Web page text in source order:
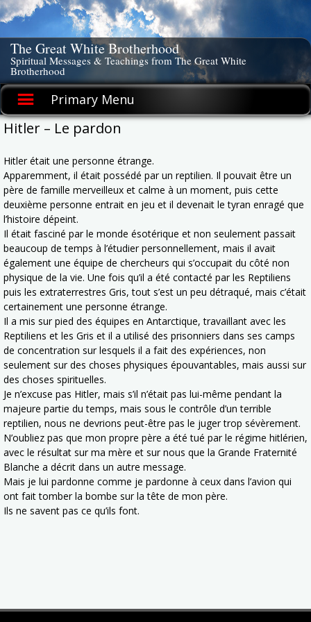
Skip
to
content
The Great White Brotherhood
Spiritual Messages & Teachings from The Great White
Brotherhood
Primary Menu
Hitler – Le pardon
Hitler était une personne étrange.
Apparemment, il était possédé par un reptilien. Il pouvait être un
père de famille merveilleux et calme à un moment, puis cette
deuxième personne entrait en jeu et il devenait le tyran enragé que
l’histoire dépeint.
Il était fasciné par le monde ésotérique et non seulement passait
beaucoup de temps à l’étudier personnellement, mais il avait
également une équipe de chercheurs qui s’occupait du côté non
physique de la vie. Une fois qu’il a été contacté par les Reptiliens
puis les extraterrestres Gris, tout s’est un peu détraqué, mais c’était
certainement une personne étrange.
Il a mis sur pied des équipes en Antarctique, travaillant avec les
Reptiliens et les Gris et il a utilisé des prisonniers dans ses camps
de concentration sur lesquels il a fait des expériences, non
seulement sur des choses physiques épouvantables, mais aussi sur
des choses spirituelles.
Je n’excuse pas Hitler, mais s’il n’était pas lui-même pendant la
majeure partie du temps, mais sous le contrôle d’un terrible
reptilien, nous ne devrions peut-être pas le juger trop sévèrement.
N’oubliez pas que mon propre père a été tué par le régime hitlérien,
avec le résultat sur ma mère et sur nous que la Grande Fraternité
Blanche a décrit dans un autre message.
Mais je lui pardonne comme je pardonne à ceux dans l’avion qui
ont fait tomber la bombe sur la tête de mon père.
Ils ne savent pas ce qu’ils font.